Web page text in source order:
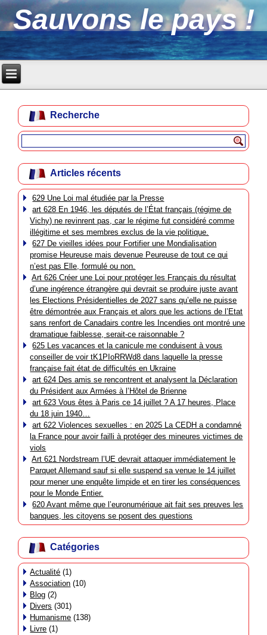
Sauvons le pays !
Recherche
Articles récents
629 Une Loi mal étudiée par la Presse
art 628 En 1946, les députés de l’État français (régime de
Vichy) ne revinrent pas, car le régime fut considéré comme
illégitime et ses membres exclus de la vie politique.
627 De vieilles idées pour Fortifier une Mondialisation
promise Heureuse mais devenue Peureuse de tout ce qui
n’est pas Elle, formulé ou non.
Art 626 Créer une Loi pour protéger les Français du résultat
d’une ingérence étrangère qui devrait se produire juste avant
les Elections Présidentielles de 2027 sans qu’elle ne puisse
être démontrée aux Français et alors que les actions de l’Etat
sans renfort de Canadairs contre les Incendies ont montré une
dramatique faiblesse, serait-ce raisonnable ?
625 Les vacances et la canicule me conduisent à vous
conseiller de voir tK1PIoRRWd8 dans laquelle la presse
française fait état de difficultés en Ukraine
art 624 Des amis se rencontrent et analysent la Déclaration
du Président aux Armées à l’Hôtel de Brienne
art 623 Vous êtes à Paris ce 14 juillet ? A 17 heures, Place
du 18 juin 1940…
art 622 Violences sexuelles : en 2025 La CEDH a condamné
la France pour avoir failli à protéger des mineures victimes de
viols
Art 621 Nordstream l’UE devrait attaquer immédiatement le
Parquet Allemand sauf si elle suspend sa venue le 14 juillet
pour mener une enquête limpide et en tirer les conséquences
pour le Monde Entier.
620 Avant même que l’euronumérique ait fait ses preuves les
banques, les citoyens se posent des questions
Catégories
Actualité (1)
Association (10)
Blog (2)
Divers (301)
Humanisme (138)
Livre (1)